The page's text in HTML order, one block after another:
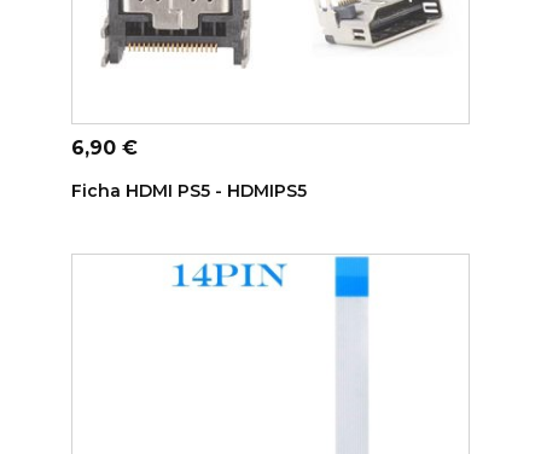
ADICIONAR AO CARRINHO
Preço
6,90 €
Ficha HDMI PS5 - HDMIPS5